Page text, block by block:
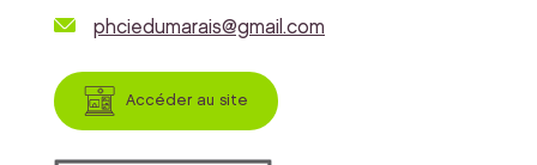
phciedumarais@gmail.com
Accéder au site